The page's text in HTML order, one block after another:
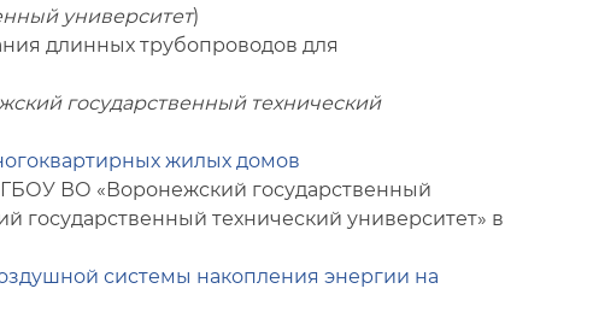
университет)
длинных трубопроводов для
государственный технический
жилых домов
ВО «Воронежский государственный
технический университет» в
системы накопления энергии на